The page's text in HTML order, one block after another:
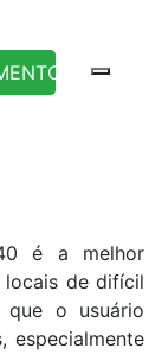
é a melhor
locais de difícil
que o usuário
especialmente